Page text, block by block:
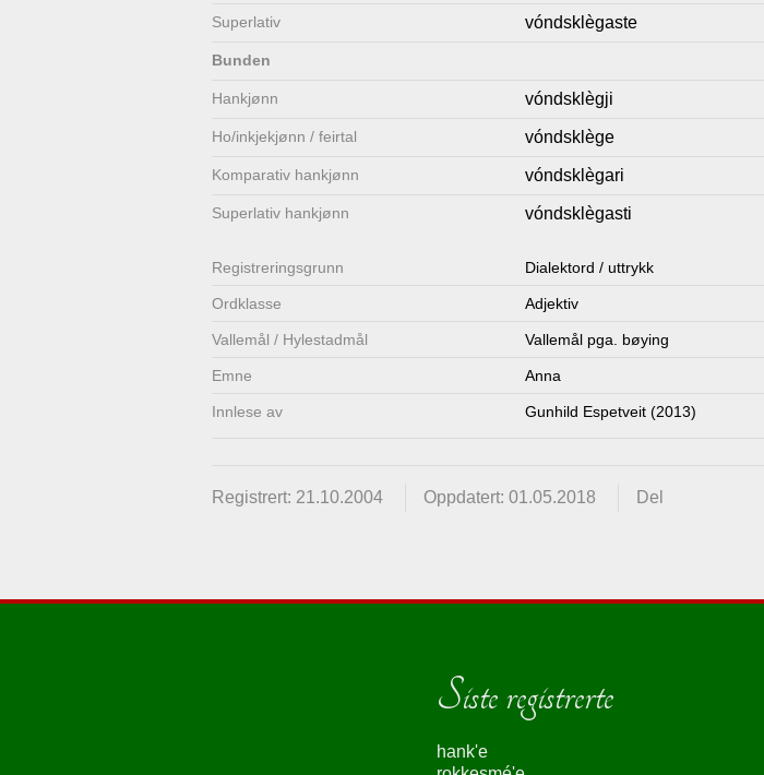
Superlativ vóndsklègaste
Bunden
Hankjønn vóndsklègji
Ho/inkjekjønn / feirtal vóndsklège
Komparativ hankjønn vóndsklègari
Superlativ hankjønn vóndsklègasti
Registrerings­grunn Dialektord / uttrykk
Ordklasse Adjektiv
Vallemål / Hylestadmål Vallemål pga. bøying
Emne Anna
Innlese av Gunhild Espetveit (2013)
Registrert: 21.10.2004 Oppdatert: 01.05.2018 Del
Siste registrerte
hank'e